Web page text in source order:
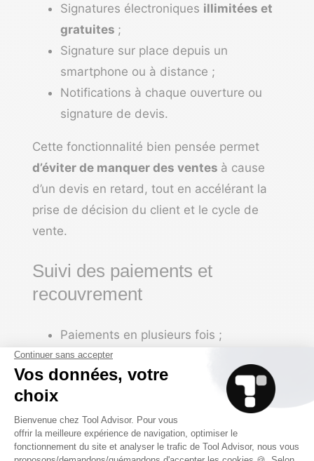
Signatures électroniques illimitées et
gratuites ;
Signature sur place depuis un
smartphone ou à distance ;
Notifications à chaque ouverture ou
signature de devis.
Cette fonctionnalité bien pensée permet
d’éviter de manquer des ventes à cause
d’un devis en retard, tout en accélérant la
prise de décision du client et le cycle de
vente.
Suivi des paiements et
recouvrement
Paiements en plusieurs fois ;
Suivi des encaissements par période ;
Visualisation des devis en attente ;
Identification rapide des impayés.
L’outil permet de garder une vision claire de
la trésorerie, sans tableur.